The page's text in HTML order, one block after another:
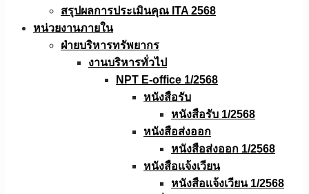
สรุปผลการประเมินคุณ ITA 2568
หน่วยงานภายใน
ฝ่ายบริหารทรัพยากร
งานบริหารทั่วไป
NPT E-office 1/2568
หนังสือรับ
หนังสือรับ 1/2568
หนังสือส่งออก
หนังสือส่งออก 1/2568
หนังสือแจ้งเวียน
หนังสือเเจ้งเวียน 1/2568